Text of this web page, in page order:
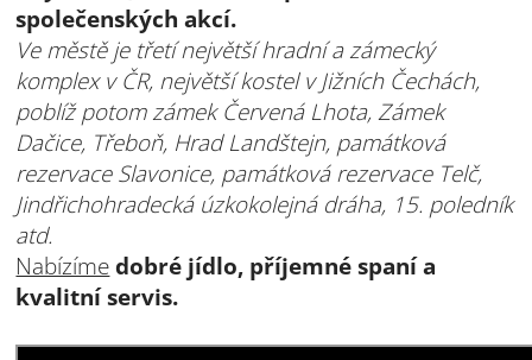
společenských akcí.
Ve městě je třetí největší hradní a zámecký
komplex v ČR, největší kostel v Jižních Čechách,
poblíž potom zámek Červená Lhota, Zámek
Dačice, Třeboň, Hrad Landštejn, památková
rezervace Slavonice, památková rezervace Telč,
Jindřichohradecká úzkokolejná dráha, 15. poledník
atd.
Nabízíme dobré jídlo, příjemné spaní a
kvalitní servis.